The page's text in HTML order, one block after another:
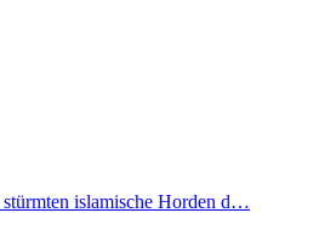
islamische Horden d…